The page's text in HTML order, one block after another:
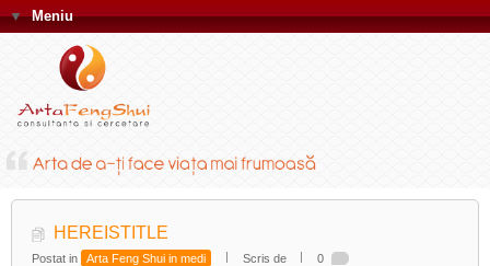
▼Meniu
HEREISTITLE
Postat in Arta Feng Shui in medi Scris de 0